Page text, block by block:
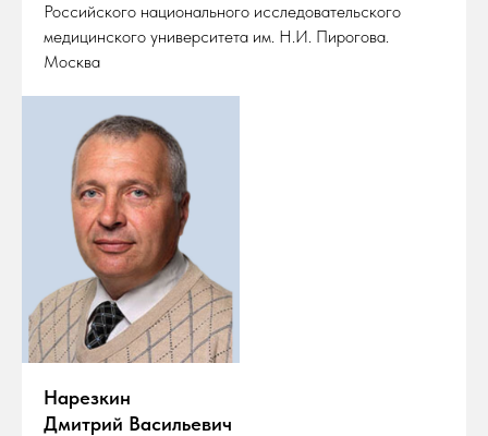
Российского национального исследовательского
медицинского университета им. Н.И. Пирогова.
Москва
Нарезкин
Дмитрий Васильевич